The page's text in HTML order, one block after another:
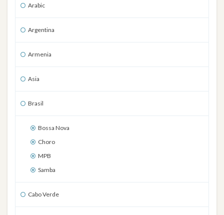
Arabic
Argentina
Armenia
Asia
Brasil
Bossa Nova
Choro
MPB
Samba
Cabo Verde